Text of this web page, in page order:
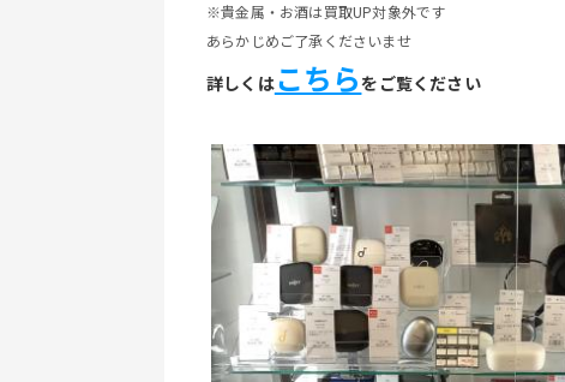
※貴金属・お酒は買取UP対象外です
あらかじめご了承くださいませ
詳しくはこちらをご覧ください